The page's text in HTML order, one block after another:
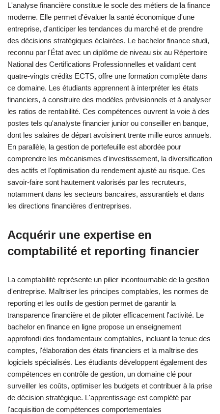
L'analyse financière constitue le socle des métiers de la finance
moderne. Elle permet d'évaluer la santé économique d'une
entreprise, d'anticiper les tendances du marché et de prendre
des décisions stratégiques éclairées. Le bachelor finance studi,
reconnu par l'État avec un diplôme de niveau six au Répertoire
National des Certifications Professionnelles et validant cent
quatre-vingts crédits ECTS, offre une formation complète dans
ce domaine. Les étudiants apprennent à interpréter les états
financiers, à construire des modèles prévisionnels et à analyser
les ratios de rentabilité. Ces compétences ouvrent la voie à des
postes tels qu'analyste financier junior ou conseiller en banque,
dont les salaires de départ avoisinent trente mille euros annuels.
En parallèle, la gestion de portefeuille est abordée pour
comprendre les mécanismes d'investissement, la diversification
des actifs et l'optimisation du rendement ajusté au risque. Ces
savoir-faire sont hautement valorisés par les recruteurs,
notamment dans les secteurs bancaires, assurantiels et dans
les directions financières d'entreprises.
Acquérir une expertise en
comptabilité et reporting financier
La comptabilité représente un pilier incontournable de la gestion
d'entreprise. Maîtriser les principes comptables, les normes de
reporting et les outils de gestion permet de garantir la
transparence financière et de piloter efficacement l'activité. Le
bachelor en finance en ligne propose un enseignement
approfondi des fondamentaux comptables, incluant la tenue des
comptes, l'élaboration des états financiers et la maîtrise des
logiciels spécialisés. Les étudiants développent également des
compétences en contrôle de gestion, un domaine clé pour
surveiller les coûts, optimiser les budgets et contribuer à la prise
de décision stratégique. L'apprentissage est complété par
l'acquisition de compétences comportementales